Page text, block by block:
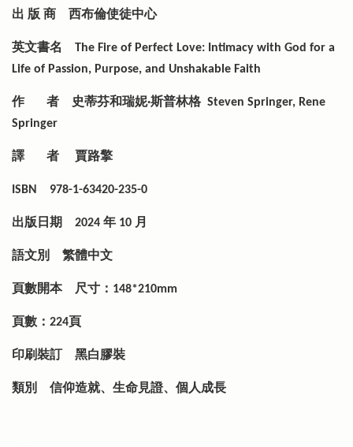
出 版 商 西布倫使徒中心
英文書名
The Fire of Perfect Love: Intimacy with God for a
Life of Passion, Purpose, and Unshakable Faith
作 者 史蒂芬和瑞妮·斯普林格 Steven Springer, Rene
Springer
譯 者 賈路擎
ISBN 978-1-63420-235-0
出版日期 2024 年 10 月
語文別 繁體中文
頁數開本 尺寸：148*210mm
頁數：224頁
印刷裝訂 黑白膠裝
類別 信仰造就、生命見證、個人成長